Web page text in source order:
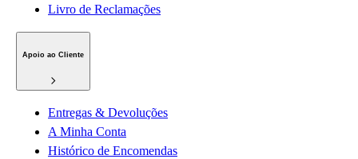
Livro de Reclamações
Apoio ao Cliente
Entregas & Devoluções
A Minha Conta
Histórico de Encomendas